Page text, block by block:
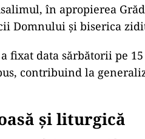
în apropierea
Domnului și biserica
data sărbătorii pe 15
contribuind la
și liturgică